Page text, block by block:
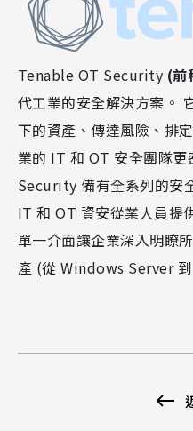
Tenable OT Security (
代工業的安全解決方案。
下的資產、傳達風險、排
業的 IT 和 OT 安全團隊
Security 備有全系列的安
IT 和 OT 資安從業人員提
單一介面讓企業深入明瞭
產 (從 Windows Server